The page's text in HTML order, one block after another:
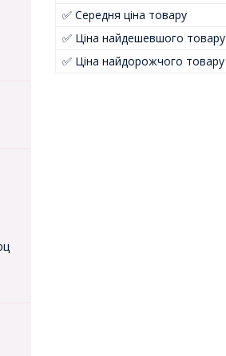
✅ Середня ціна товару
✅ Ціна найдешевшого товару
✅ Ціна найдорожчого товару